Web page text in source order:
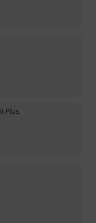
Plus